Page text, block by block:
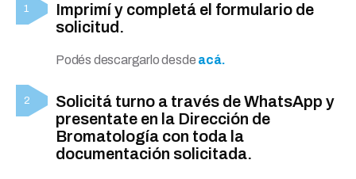
Imprimí y completá el formulario de
solicitud.
Podés descargarlo desde acá.
Solicitá turno a través de WhatsApp y
presentate en la Dirección de
Bromatología con toda la
documentación solicitada.